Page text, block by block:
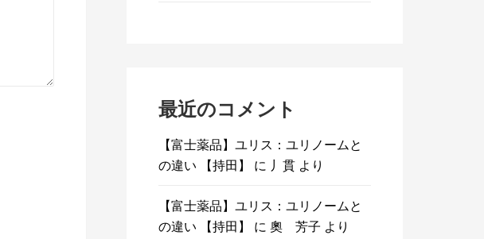
最近のコメント
【富士薬品】ユリス：ユリノームと
の違い 【持田】
に 丿貫 より
【富士薬品】ユリス：ユリノームと
の違い 【持田】
に奧 芳子 より